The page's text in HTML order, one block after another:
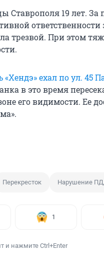
Ставрополя 19 лет. За
трезвой. При этом
«Хендэ» ехал по ул. 45
в это время
его видимости. Ее
Перекресток Нарушение
1
и нажмите Ctrl+Enter